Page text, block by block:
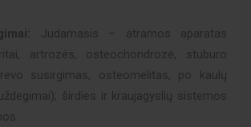
Judamasis – atramos aparatas
artrozės, osteochondrozė, stuburo
susirgimas, osteomelitas, po kaulų
širdies ir kraujagyslių sistemos